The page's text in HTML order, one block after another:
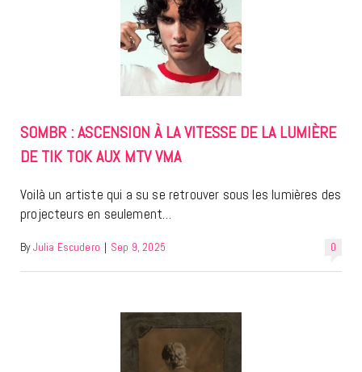
SOMBR : ASCENSION À LA VITESSE DE LA LUMIÈRE
DE TIK TOK AUX MTV VMA
Voilà un artiste qui a su se retrouver sous les lumières des
projecteurs en seulement…
0
By Julia Escudero | Sep 9, 2025